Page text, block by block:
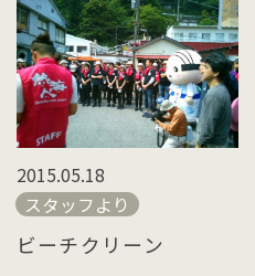
2015.05.18
スタッフより
ビーチクリーン